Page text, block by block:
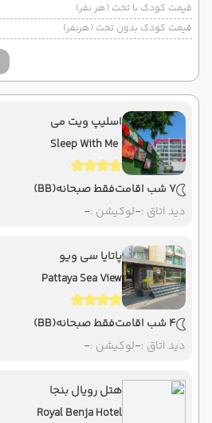
قیمت کودک با تخت (هر نفر)
قیمت کودک بدون تخت (هرنفر)
اسلیپ ویت می
Sleep With Me
7 شب اقامت فقط صبحانه(BB)
دید اتاق :-لوکیشن :-
پاتایا سی ویو
Pattaya Sea View
4 شب اقامت فقط صبحانه(BB)
دید اتاق :-لوکیشن :-
هتل رویال بنجا
Royal Benja Hotel